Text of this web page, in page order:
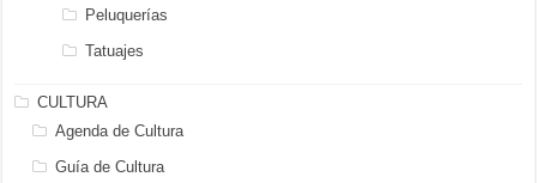
Peluquerías
Tatuajes
CULTURA
Agenda de Cultura
Guía de Cultura